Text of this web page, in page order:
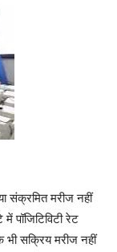
संक्रमित मरीज नहीं
रेट
सक्रिय मरीज नहीं